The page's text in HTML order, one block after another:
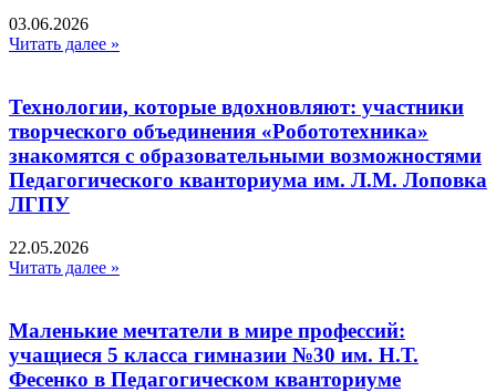
03.06.2026
Читать далее »
Технологии, которые вдохновляют: участники
творческого объединения «Робототехника»
знакомятся с образовательными возможностями
Педагогического кванториума им. Л.М. Лоповка
ЛГПУ
22.05.2026
Читать далее »
Маленькие мечтатели в мире профессий:
учащиеся 5 класса гимназии №30 им. Н.Т.
Фесенко в Педагогическом кванториуме